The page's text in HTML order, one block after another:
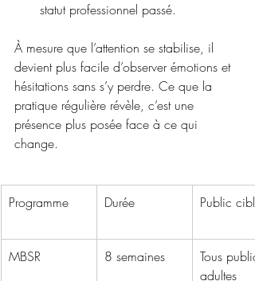
statut professionnel passé.
À mesure que l’attention se stabilise, il
devient plus facile d’observer émotions et
hésitations sans s’y perdre. Ce que la
pratique régulière révèle, c’est une
présence plus posée face à ce qui
change.
Programme Durée Public cible
MBSR 8 semaines
Tous
adultes